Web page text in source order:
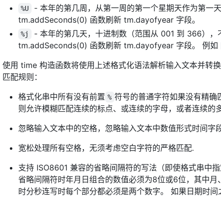
%U
- 本年的第几周，从第一周的第一个星期天作为第一
tm.addSeconds(0) 函数刷新 tm.dayofyear 字段。
%j
- 本年的第几天，十进制数（范围从 001 到 366）
tm.addSeconds(0) 函数刷新 tm.dayofyear 字段。 例如
使用 time 构造函数将使用上述格式化语法解析输入文本并转
匹配规则：
格式化串中所有没有前置 % 符号的普通字符如果没有精确
则允许模糊匹配连续的标点、或连续的字母，或者连续的
忽略输入文本中的空格，忽略输入文本中数值形式时间字
宽松处理所有空格，无须考虑空白字符的严格匹配.
支持 ISO8601 兼容的省略间隔符的写法（即使格式串中
省略间隔符时年月日组合的数值必须为8位或6位，其中月
时分秒连写时每个部分都必须是两个数字。 如果日期时